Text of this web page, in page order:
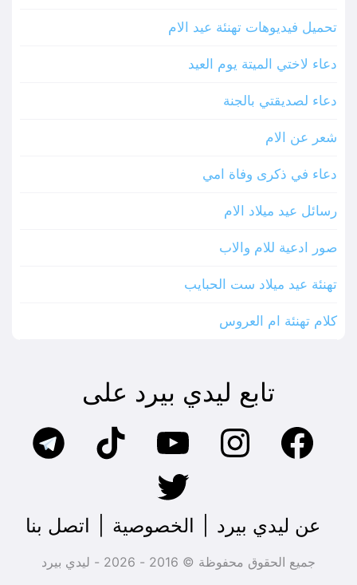
تحميل فيديوهات تهنئة عيد الام
دعاء لاختي الميتة يوم العيد
دعاء لصديقتي بالجنة
شعر عن الام
دعاء في ذكرى وفاة امي
رسائل عيد ميلاد الام
صور ادعية للام والاب
تهنئة عيد ميلاد ست الحبايب
كلام تهنئة ام العروس
تابع ليدي بيرد على
عن ليدي بيرد الخصوصية اتصل بنا
جميع الحقوق محفوظة © 2016 - 2026 - ليدي بيرد